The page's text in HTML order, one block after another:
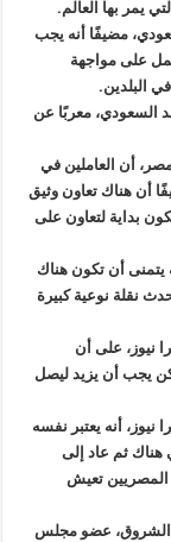
يمر بها العالم.
مضيفًا أنه يجب
على مواجهة
البلدين.
السعودي، معربًا عن
أن العاملين في
أن هناك تعاون وثيق
بداية لتعاون على
يتمنى أن تكون هناك
نقلة نوعية كبيرة
نيوز، على أن
يجب أن يزيد ليصل
أنه يعتبر نفسه
هناك ثم عاد إلى
تعيش
الشروق، عضو مجلس